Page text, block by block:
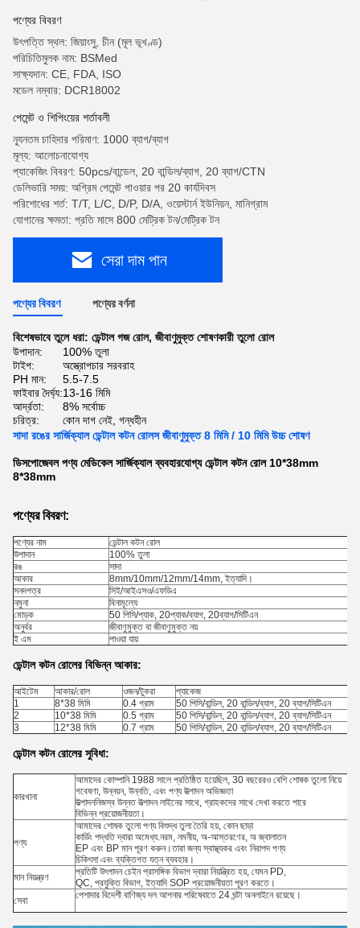
পণ্যের বিবরণ
উৎপত্তি স্থল: জিয়াংসু, চীন (মূল ভূখণ্ড)
পরিচিতিমুলক নাম: BSMed
সাক্ষ্যদান: CE, FDA, ISO
মডেল নম্বার: DCR18002
পেমেন্ট ও শিপিংয়ের শর্তাবলী
ন্যূনতম চাহিদার পরিমাণ: 1000 ব্যাগ/ব্যাগ
মূল্য: আলোচনাযোগ্য
প্যাকেজিং বিবরণ: 50pcs/বান্ডেল, 20 বান্ডিল/ব্যাগ, 20 ব্যাগ/CTN
ডেলিভারি সময়: অগ্রিম পেমেন্ট পাওয়ার পর 20 কার্যদিবস
পরিশোধের শর্ত: T/T, L/C, D/P, D/A, ওয়েস্টার্ন ইউনিয়ন, মানিগ্রাম
যোগানের ক্ষমতা: প্রতি মাসে 800 মেট্রিক টন/মেট্রিক টন
সেরা দাম পান
পণ্যের বিবরণ পণ্যের বর্ণনা
বিশেষভাবে তুলে ধরা: ডেন্টাল গজ রোল, জীবাণুমুক্ত শোষণকারী তুলো রোল
উপাদান:
100% তুলা
টাইপ:
অস্ত্রোপচার সরবরাহ
PH মান:
5.5-7.5
ফাইবার দৈর্ঘ্য:13-16 মিমি
আর্দ্রতা:
8% সর্বোচ্চ
চরিত্র:
কোন দাগ নেই, গন্ধহীন
সাদা রঙের সার্জিক্যাল ডেন্টাল কটন রোলস জীবাণুমুক্ত 8 মিমি / 10 মিমি উচ্চ শোষণ
ডিসপোজেবল পণ্য মেডিকেল সার্জিক্যাল ব্যবহারযোগ্য ডেন্টাল কটন রোল 10*38mm
8*38mm
পণ্যের বিবরণ:
পণ্যের নাম
ডেন্টাল কটন রোল
উপাদান
100% তুলা
রঙ
সাদা
আকার
8mm/10mm/12mm/14mm, ইত্যাদি।
সনদপত্র
সিই/আইএসও/এফডিএ
নমুনা
বিনামূল্যে
মোড়ক
50 পিসি/প্যাক, 20প্যাক/ব্যাগ, 20ব্যাগ/সিটিএন
অনুর্বর
জীবাণুমুক্ত বা জীবাণুমুক্ত নয়
ই এম
পাওয়া যায়
ডেন্টাল কটন রোলের বিভিন্ন আকার:
আইটেম আকার/রোল ওজন/টুকরা
প্যাকেজ
1
8*38 মিমি 0.4 গ্রাম
50 পিসি/বান্ডিল, 20 বান্ডিল/ব্যাগ, 20 ব্যাগ/সিটিএন
2
10*38 মিমি 0.5 গ্রাম
50 পিসি/বান্ডিল, 20 বান্ডিল/ব্যাগ, 20 ব্যাগ/সিটিএন
3
12*38 মিমি 0.7 গ্রাম 50 পিসি/বান্ডিল, 20 বান্ডিল/ব্যাগ, 20 ব্যাগ/সিটিএন
ডেন্টাল কটন রোলের সুবিধা:
কারখানা
আমাদের কোম্পানি 1988 সালে প্রতিষ্ঠিত হয়েছিল, 30 বছরেরও বেশি শোষক তুলো নিয়ে
গবেষণা, উন্নয়ন, উন্নতি, এবং পণ্য উত্পাদন অভিজ্ঞতা
উত্পাদননিজস্ব উন্নত উত্পাদন লাইনের সাথে, গ্রাহকদের সাথে দেখা করতে পারে
বিভিন্ন প্রয়োজনীয়তা।
পণ্য
আমাদের শোষক তুলো পণ্য বিশুদ্ধ তুলা তৈরি হয়, কোন ছাড়া
কার্ডিং পদ্ধতি দ্বারা অমেধ্য.নরম, নমনীয়, অ-আস্তরণের, অ জ্বালাতন
EP এবং BP মান পূরণ করুন।তারা জন্য স্বাস্থ্যকর এবং নিরাপদ পণ্য
চিকিৎসা এবং ব্যক্তিগত যত্ন ব্যবহার।
মান নিয়ন্ত্রণ
প্রতিটি উৎপাদন চেইন প্রাসঙ্গিক বিভাগ দ্বারা নিয়ন্ত্রিত হয়, যেমন PD,
QC, প্রযুক্তি বিভাগ, ইত্যাদি SOP প্রয়োজনীয়তা পূরণ করতে।
সেবা
পেশাদার বিদেশী বাণিজ্য দল আপনার পরিষেবাতে 24 ঘন্টা অনলাইনে রয়েছে।